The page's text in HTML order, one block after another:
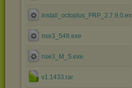
install_octoplus_FRP_2.7.9.0.exe
nse3_548.exe
nse3_M_S.exe
v1.1433.rar